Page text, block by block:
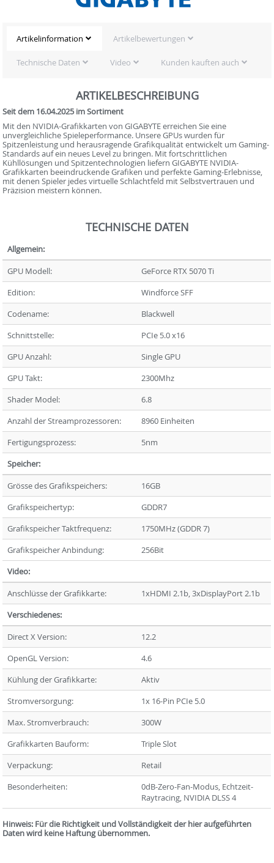
Artikelinformation Artikelbewertungen
Technische Daten Video Kunden kauften auch
ARTIKELBESCHREIBUNG
Seit dem 16.04.2025 im Sortiment
Mit den NVIDIA-Grafikkarten von GIGABYTE erreichen Sie eine
unvergleichliche Spieleperformance. Unsere GPUs wurden für
Spitzenleistung und herausragende Grafikqualität entwickelt um Gaming-
Standards auf ein neues Level zu bringen. Mit fortschrittlichen
Kühllösungen und Spitzentechnologien liefern GIGABYTE NVIDIA-
Grafikkarten beeindruckende Grafiken und perfekte Gaming-Erlebnisse,
mit denen Spieler jedes virtuelle Schlachtfeld mit Selbstvertrauen und
Präzision meistern können.
TECHNISCHE DATEN
Allgemein:
GPU Modell:
GeForce RTX 5070 Ti
Edition:
Windforce SFF
Codename:
Blackwell
Schnittstelle:
PCIe 5.0 x16
GPU Anzahl:
Single GPU
GPU Takt:
2300Mhz
Shader Model:
6.8
Anzahl der Streamprozessoren:
8960 Einheiten
Fertigungsprozess:
5nm
Speicher:
Grösse des Grafikspeichers:
16GB
Grafikspeichertyp:
GDDR7
Grafikspeicher Taktfrequenz:
1750MHz (GDDR 7)
Grafikspeicher Anbindung:
256Bit
Video:
Anschlüsse der Grafikkarte:
1xHDMI 2.1b, 3xDisplayPort 2.1b
Verschiedenes:
Direct X Version:
12.2
OpenGL Version:
4.6
Kühlung der Grafikkarte:
Aktiv
Stromversorgung:
1x 16-Pin PCIe 5.0
Max. Stromverbrauch:
300W
Grafikkarten Bauform:
Triple Slot
Verpackung:
Retail
Besonderheiten:
0dB-Zero-Fan-Modus, Echtzeit-
Raytracing, NVIDIA DLSS 4
Hinweis: Für die Richtigkeit und Vollständigkeit der hier aufgeführten
Daten wird keine Haftung übernommen.